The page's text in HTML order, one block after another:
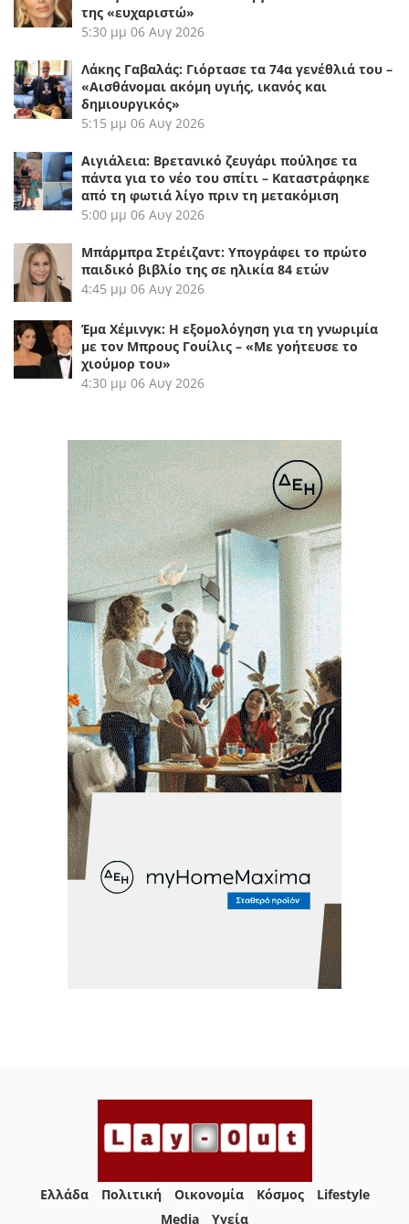
της «ευχαριστώ»
5:30 μμ 06 Αυγ 2026
Λάκης Γαβαλάς: Γιόρτασε τα 74α γενέθλιά του –
«Αισθάνομαι ακόμη υγιής, ικανός και
δημιουργικός»
5:15 μμ 06 Αυγ 2026
Αιγιάλεια: Βρετανικό ζευγάρι πούλησε τα
πάντα για το νέο του σπίτι – Καταστράφηκε
από τη φωτιά λίγο πριν τη μετακόμιση
5:00 μμ 06 Αυγ 2026
Μπάρμπρα Στρέιζαντ: Υπογράφει το πρώτο
παιδικό βιβλίο της σε ηλικία 84 ετών
4:45 μμ 06 Αυγ 2026
Έμα Χέμινγκ: Η εξομολόγηση για τη γνωριμία
με τον Μπρους Γουίλις – «Με γοήτευσε το
χιούμορ του»
4:30 μμ 06 Αυγ 2026
Ελλάδα Πολιτική Οικονομία Κόσμος
Lifestyle
Media
Yγεία